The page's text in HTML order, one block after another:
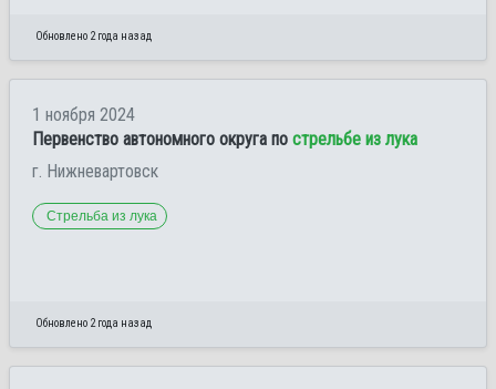
Обновлено 2 года назад
1 ноября 2024
Первенство автономного округа по стрельбе из лука
г. Нижневартовск
Стрельба из лука
Обновлено 2 года назад